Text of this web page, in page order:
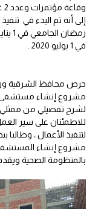
إلى أنه تم البدء في
في 1 يوليو 2020 .
حرص محافظ الشرقية
مشروع إنشاء مستشفى
لشرح تفصيلي من ممثلي
للاطمئنان على سير
لتنفيذ الأعمال ،
مشروع إنشاء المستشفى
بالمنظومة الصحية